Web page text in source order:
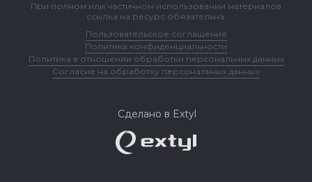
При полном или частичном использовании материалов
ссылка на ресурс обязательна.
Пользовательское соглашение
Политика конфиденциальности
Политика в отношении обработки персональных данных
Согласие на обработку персональных данных
Сделано в Extyl